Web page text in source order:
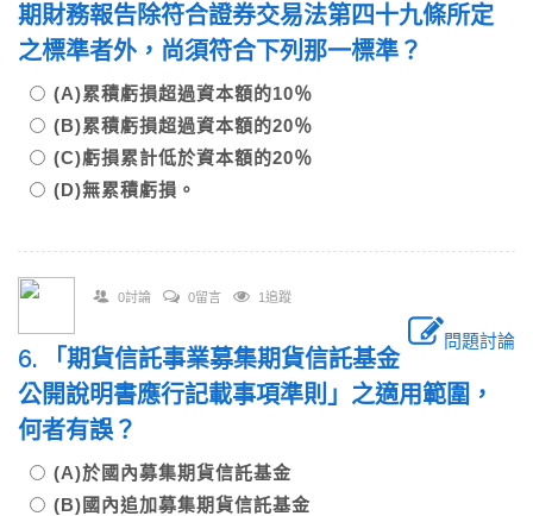
期財務報告除符合證券交易法第四十九條所定
之標準者外，尚須符合下列那一標準？
(A)累積虧損超過資本額的10％
(B)累積虧損超過資本額的20％
(C)虧損累計低於資本額的20％
(D)無累積虧損。
0討論 0留言 1追蹤
問題討論
6. 「期貨信託事業募集期貨信託基金
公開說明書應行記載事項準則」之適用範圍，
何者有誤？
(A)於國內募集期貨信託基金
(B)國內追加募集期貨信託基金